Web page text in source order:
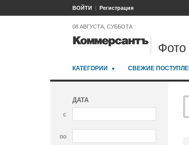
ВОЙТИ Регистрация
08 АВГУСТА, СУББОТА
Фото
КАТЕГОРИИ СВЕЖИЕ
ДАТА
с
по